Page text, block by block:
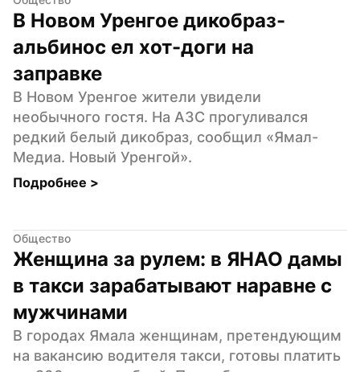
В Новом Уренгое дикобраз-
альбинос ел хот-доги на
заправке
В Новом Уренгое жители увидели
необычного гостя. На АЗС прогуливался
редкий белый дикобраз, сообщил «Ямал-
Медиа. Новый Уренгой».
Подробнее >
Общество
Женщина за рулем: в ЯНАО дамы
в такси зарабатывают наравне с
мужчинами
В городах Ямала женщинам, претендующим
на вакансию водителя такси, готовы платить